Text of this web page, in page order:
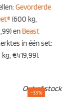
Gevorderde
(600 kg,
en Beast
in één set:
€419,99).
-33%
Out of stock